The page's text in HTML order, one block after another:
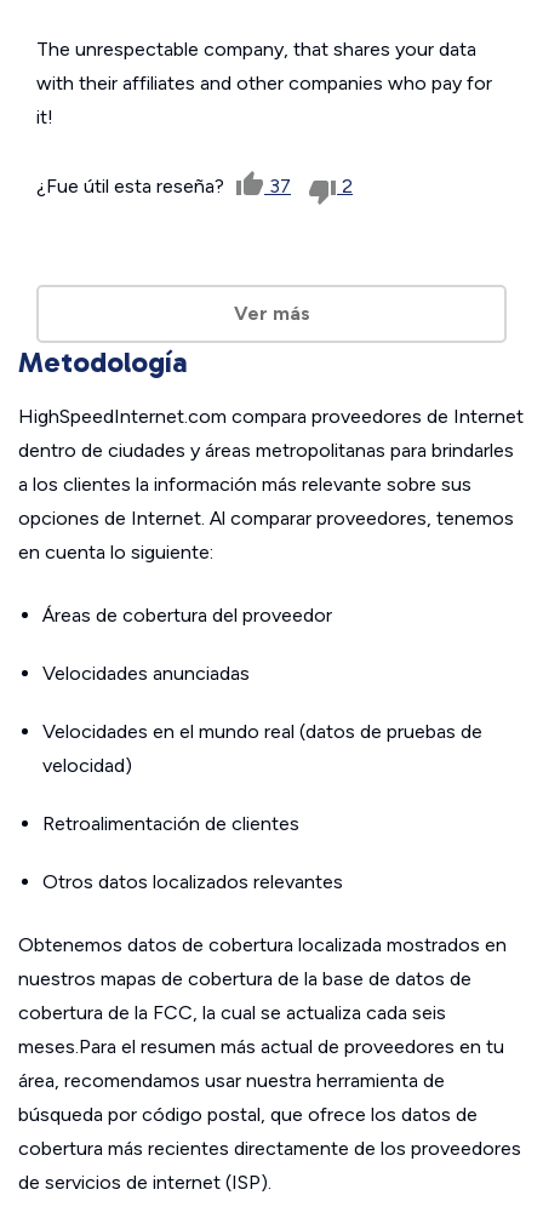
The unrespectable company, that shares your data
with their affiliates and other companies who pay for
it!
¿Fue útil esta reseña? 37 2
Ver más
Metodología
HighSpeedInternet.com compara proveedores de Internet
dentro de ciudades y áreas metropolitanas para brindarles
a los clientes la información más relevante sobre sus
opciones de Internet. Al comparar proveedores, tenemos
en cuenta lo siguiente:
Áreas de cobertura del proveedor
Velocidades anunciadas
Velocidades en el mundo real (datos de pruebas de
velocidad)
Retroalimentación de clientes
Otros datos localizados relevantes
Obtenemos datos de cobertura localizada mostrados en
nuestros mapas de cobertura de la base de datos de
cobertura de la FCC, la cual se actualiza cada seis
meses.Para el resumen más actual de proveedores en tu
área, recomendamos usar nuestra herramienta de
búsqueda por código postal, que ofrece los datos de
cobertura más recientes directamente de los proveedores
de servicios de internet (ISP).